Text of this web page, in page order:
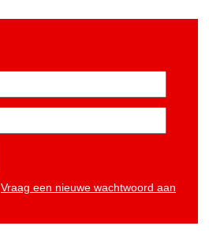
Vraag een nieuwe wachtwoord aan